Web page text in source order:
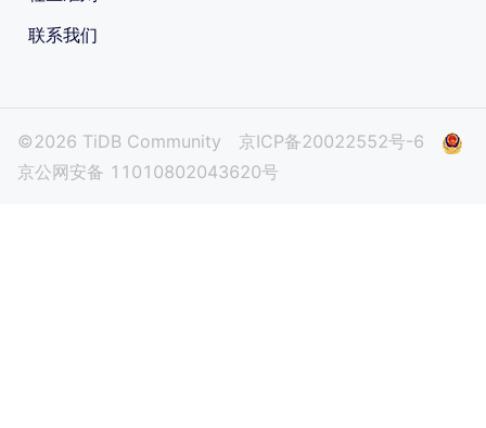
联系我们
©2026 TiDB Community
京ICP备20022552号-6
京公网安备 11010802043620号